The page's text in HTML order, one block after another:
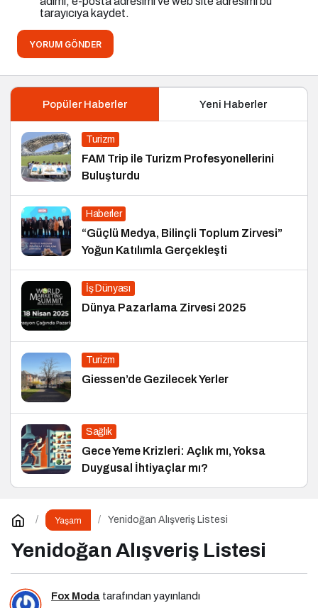
tarayıcıya kaydet.
YORUM GÖNDER
Popüler Haberler Yeni Haberler
Turizm
FAM Trip ile Turizm Profesyonellerini
Buluşturdu
Haberler
“Güçlü Medya, Bilinçli Toplum Zirvesi”
Yoğun Katılımla Gerçekleşti
İş Dünyası
Dünya Pazarlama Zirvesi 2025
Turizm
Giessen’de Gezilecek Yerler
Sağlık
Gece Yeme Krizleri: Açlık mı, Yoksa
Duygusal İhtiyaçlar mı?
Yaşam Yenidoğan Alışveriş Listesi
Yenidoğan Alışveriş Listesi
Fox Moda tarafından yayınlandı